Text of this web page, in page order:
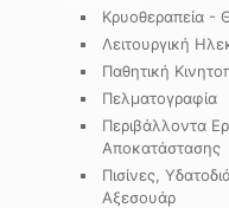
Κρυοθεραπεία -
Λειτουργική
Παθητική
Πελματογραφία
Περιβάλλοντα
Αποκατάστασης
Πισίνες,
Αξεσουάρ